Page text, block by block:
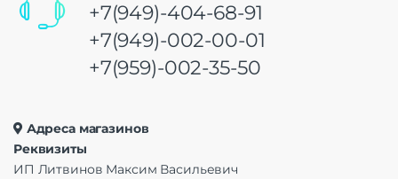
+7(949)-404-68-91
+7(949)-002-00-01
+7(959)-002-35-50
Адреса магазинов
Реквизиты
ИП Литвинов Максим Васильевич